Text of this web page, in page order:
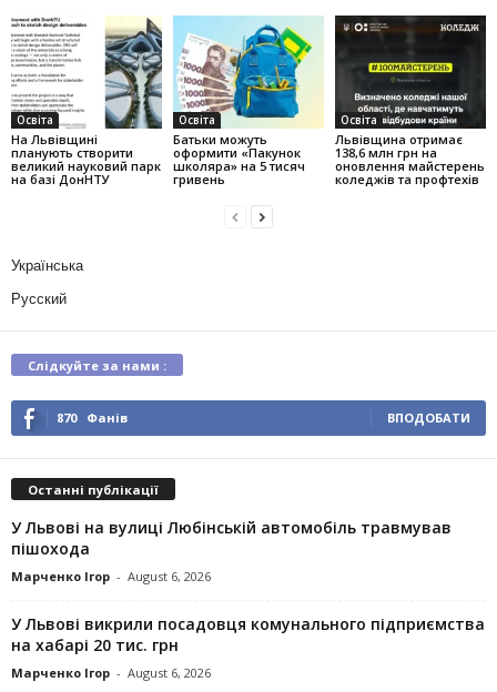
Освіта
На Львівщині
планують створити
великий науковий парк
на базі ДонНТУ
Освіта
Батьки можуть
оформити «Пакунок
школяра» на 5 тисяч
гривень
Освіта
Львівщина отримає
138,6 млн грн на
оновлення майстерень
коледжів та профтехів
Українська
Русский
Слідкуйте за нами :
870 Фанів ВПОДОБАТИ
Останні публікації
У Львові на вулиці Любінській автомобіль травмував
пішохода
Марченко Ігор - August 6, 2026
У Львові викрили посадовця комунального підприємства
на хабарі 20 тис. грн
Марченко Ігор - August 6, 2026